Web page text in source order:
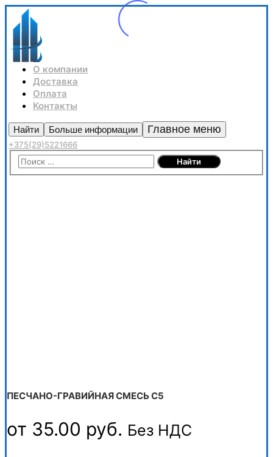
О компании
Доставка
Оплата
Контакты
Найти Больше информации Главное меню
+375(29)5221666
ПЕСЧАНО-ГРАВИЙНАЯ СМЕСЬ С5
от 35.00 руб. Без НДС